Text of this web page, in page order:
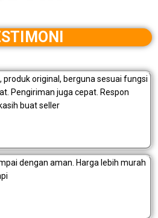
produk original, berguna sesuai fungsi
Pengiriman juga cepat. Respon
buat seller
dengan aman. Harga lebih murah